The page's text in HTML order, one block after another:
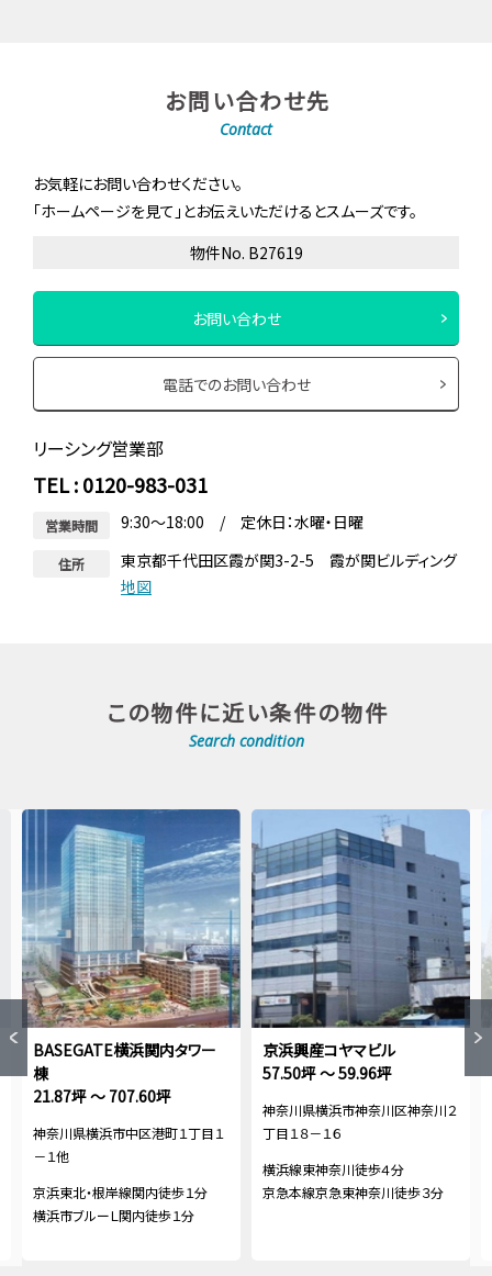
お問い合わせ先
Contact
お気軽にお問い合わせください。
「ホームページを見て」とお伝えいただけるとスムーズです。
物件No. B27619
お問い合わせ
電話でのお問い合わせ
リーシング営業部
TEL : 0120-983-031
営業時間 9:30～18:00 / 定休日：水曜・日曜
住所
東京都千代田区霞が関3-2-5 霞が関ビルディング
地図
この物件に近い条件の物件
Search condition
BASEGATE横浜関内タワー
棟
21.87坪 ～ 707.60坪
神奈川県横浜市中区港町１丁目１
－１他
京浜東北・根岸線関内徒歩１分
横浜市ブルーＬ関内徒歩１分
京浜興産コヤマビル
57.50坪 ～ 59.96坪
神奈川県横浜市神奈川区神奈川２
丁目１８－１６
横浜線東神奈川徒歩４分
京急本線京急東神奈川徒歩３分